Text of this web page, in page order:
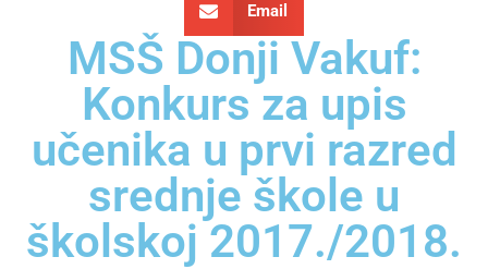
Email
MSŠ Donji Vakuf:
Konkurs za upis
učenika u prvi razred
srednje škole u
školskoj 2017./2018.